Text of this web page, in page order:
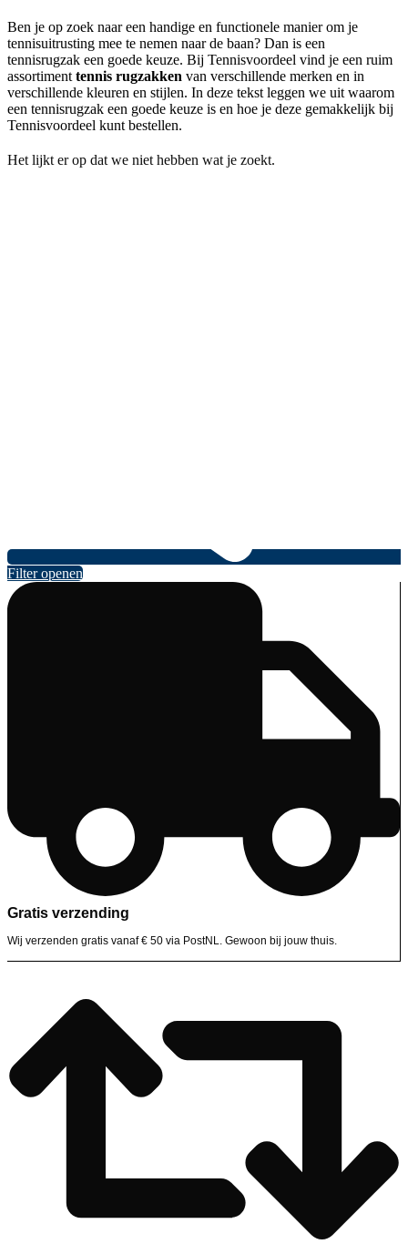
Ben je op zoek naar een handige en functionele manier om je
tennisuitrusting mee te nemen naar de baan? Dan is een
tennisrugzak een goede keuze. Bij Tennisvoordeel vind je een ruim
assortimenttennis rugzakken van verschillende merken en in
verschillende kleuren en stijlen. In deze tekst leggen we uit waarom
een tennisrugzak een goede keuze is en hoe je deze gemakkelijk bij
Tennisvoordeel kunt bestellen.
Het lijkt er op dat we niet hebben wat je zoekt.
Filter openen
Gratis verzending
Wij verzenden gratis vanaf € 50 via PostNL. Gewoon bij jouw thuis.